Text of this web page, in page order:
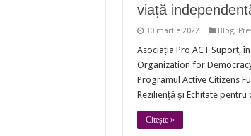
viață
30 martie 2022 Blog,
Asociația Pro ACT Suport,
Organization for
Programul Active Citizens
Rezilienţă şi Echitate
Citește »